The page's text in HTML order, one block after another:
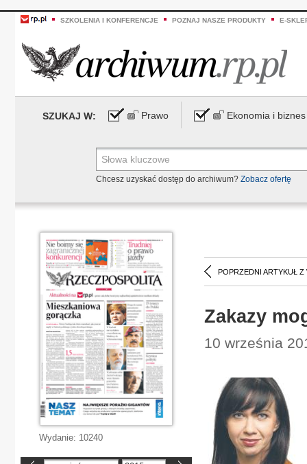
SZKOLENIA I KONFERENCJE POZNAJ NASZE PRODUKTY E-
SZUKAJ W: Prawo Ekonomia i biznes
Chcesz uzyskać dostęp do archiwum? Zobacz ofertę
POPRZEDNI ARTYKUŁ Z
Zakazy
10 września
Wydanie: 10240